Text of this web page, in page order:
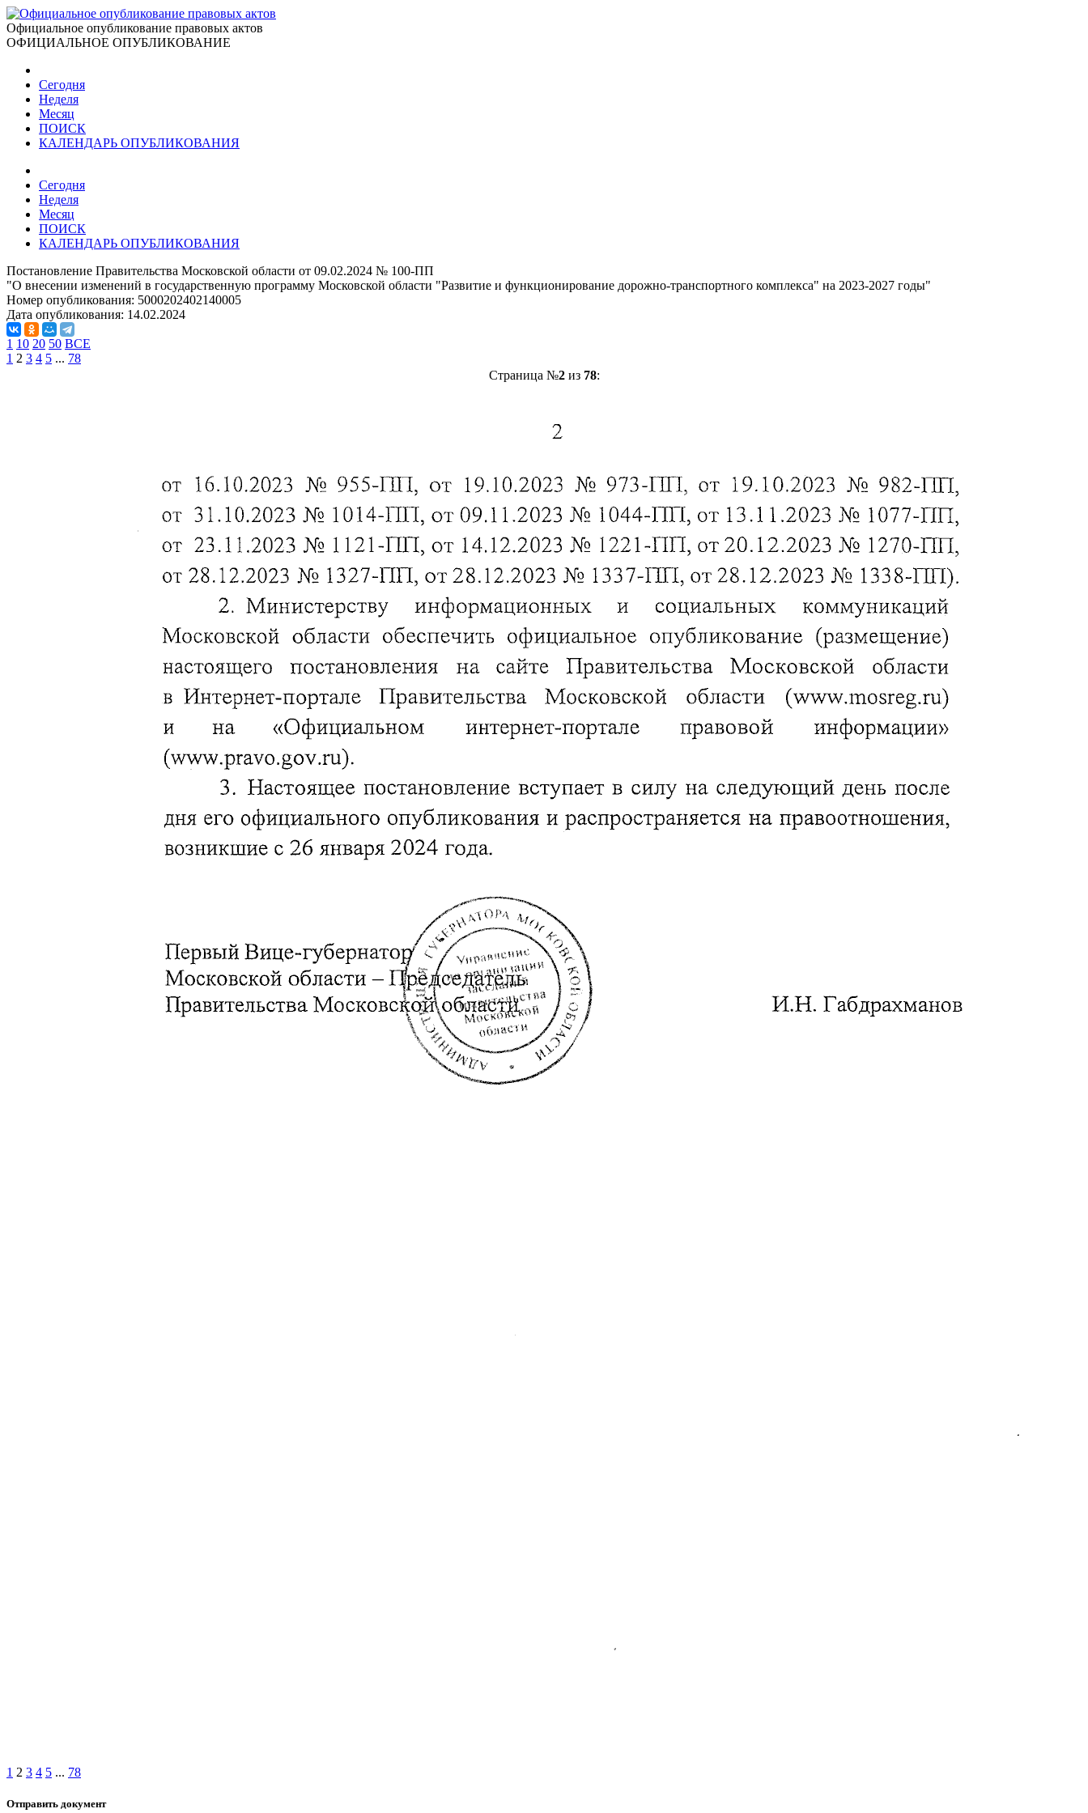
Официальное опубликование правовых актов
ОФИЦИАЛЬНОЕ ОПУБЛИКОВАНИЕ
Сегодня
Неделя
Месяц
ПОИСК
КАЛЕНДАРЬ ОПУБЛИКОВАНИЯ
Сегодня
Неделя
Месяц
ПОИСК
КАЛЕНДАРЬ ОПУБЛИКОВАНИЯ
Постановление Правительства Московской области от 09.02.2024 № 100-ПП
"О внесении изменений в государственную программу Московской области "Развитие и функционирование дорожно-транспортного комплекса" на 2023-2027 годы"
Номер опубликования: 5000202402140005
Дата опубликования: 14.02.2024
1 10 20 50 ВСЕ
1 2 3 4 5 ... 78
Страница №2из 78:
1 2 3 4 5 ... 78
Отправить документ